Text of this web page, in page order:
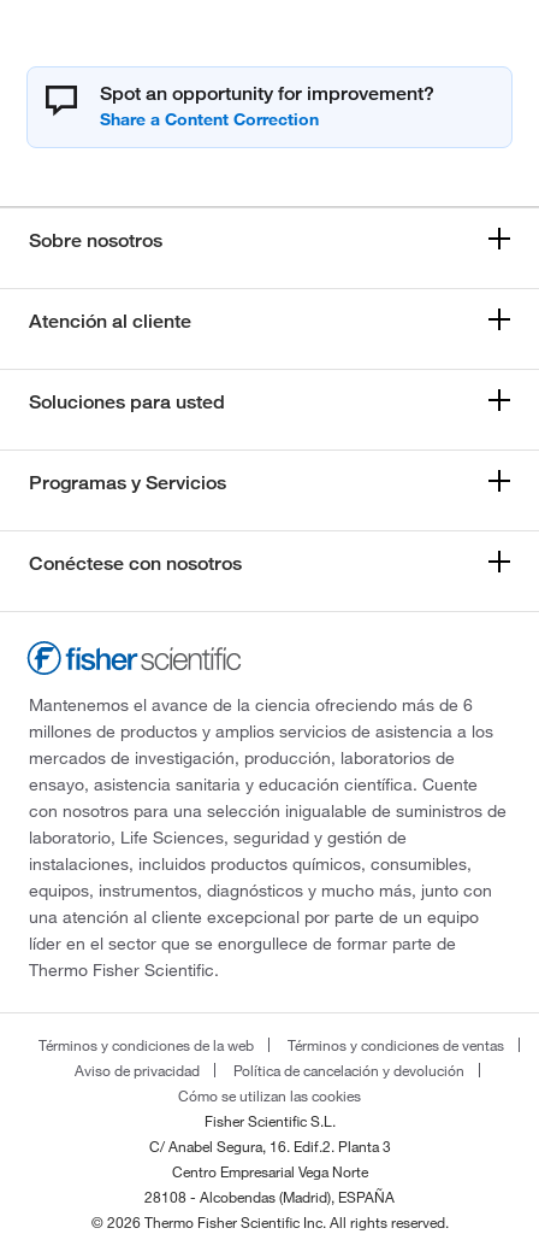
Spot an opportunity for improvement?
Sobre nosotros
Atención al cliente
Soluciones para usted
Programas y Servicios
Conéctese con nosotros
Mantenemos el avance de la ciencia ofreciendo más de 6
millones de productos y amplios servicios de asistencia a los
mercados de investigación, producción, laboratorios de
ensayo, asistencia sanitaria y educación científica. Cuente
con nosotros para una selección inigualable de suministros de
laboratorio, Life Sciences, seguridad y gestión de
instalaciones, incluidos productos químicos, consumibles,
equipos, instrumentos, diagnósticos y mucho más, junto con
una atención al cliente excepcional por parte de un equipo
líder en el sector que se enorgullece de formar parte de
Thermo Fisher Scientific.
Términos y condiciones de la web
Términos y condiciones de ventas
Aviso de privacidad
Política de cancelación y devolución
Cómo se utilizan las cookies
Fisher Scientific S.L.
C/ Anabel Segura, 16. Edif.2. Planta 3
Centro Empresarial Vega Norte
28108 - Alcobendas (Madrid), ESPAÑA
© 2026 Thermo Fisher Scientific Inc. All rights reserved.